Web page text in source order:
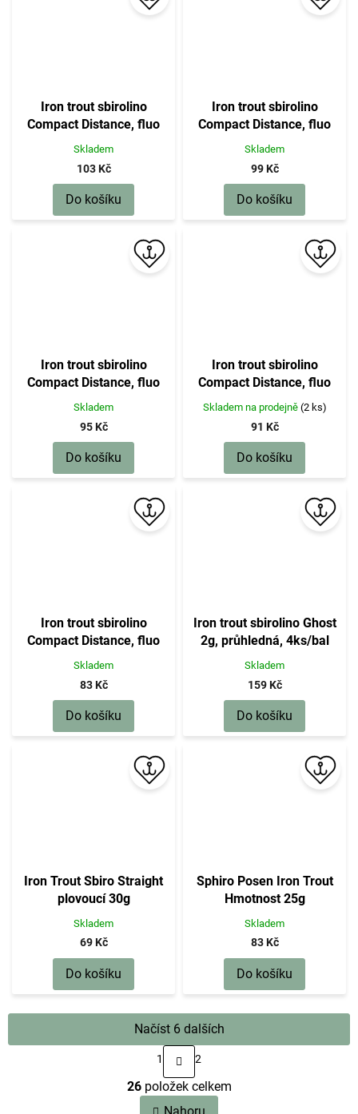
Iron trout sbirolino
Compact Distance, fluo
červeno-oranžové,
Skladem
103 Kč
Do košíku
Iron trout sbirolino
Compact Distance, fluo
červeno-oranžové,
Skladem
99 Kč
Do košíku
Iron trout sbirolino
Compact Distance, fluo
červeno-oranžové,
Skladem
95 Kč
Do košíku
Iron trout sbirolino
Compact Distance, fluo
červeno-oranžové,
plovoucí, 15 g
Skladem na prodejně (2 ks)
91 Kč
Do košíku
Iron trout sbirolino
Compact Distance, fluo
červeno-oranžové,
Skladem
83 Kč
Do košíku
Iron trout sbirolino Ghost
2g, průhledná, 4ks/bal
Skladem
159 Kč
Do košíku
Iron Trout Sbiro Straight
plovoucí 30g
Skladem
69 Kč
Do košíku
Sphiro Posen Iron Trout
Hmotnost 25g
Skladem
83 Kč
Do košíku
O
v
l
Načíst 6 dalších
S
t
r
á
n
1 2
26položek celkem